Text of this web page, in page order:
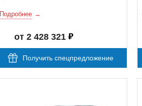
Подробнее
от 2 428 321
Получить спецпредложение